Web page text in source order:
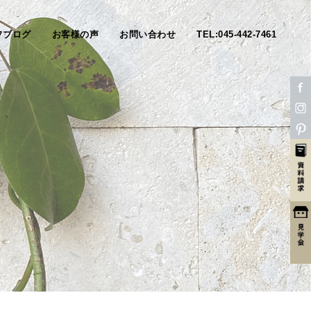
ブログ お客様の声 お問い合わせ TEL:045-442-7461